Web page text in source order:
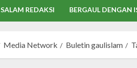
SALAM REDAKSI BERGAUL DENGAN
Media Network Buletin gaulislam